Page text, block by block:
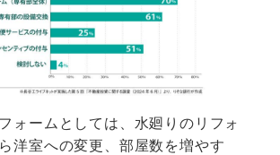
ォームとしては、水廻りのリフォ
洋室への変更、部屋数を増やす